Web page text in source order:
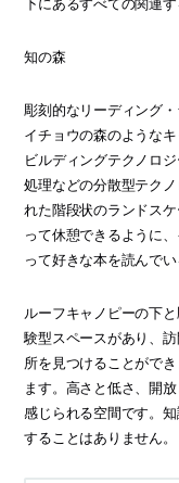
知の森
彫刻的なリーディング
イチョウの森のような
ビルディングテクノロ
処理などの分散型テク
れた階段状のランドス
って休憩できるように
って好きな本を読んで
ルーフキャノピーの下
験型スペースがあり、
所を見つけることがで
ます。高さと低さ、開
感じられる空間です。
することはありません。